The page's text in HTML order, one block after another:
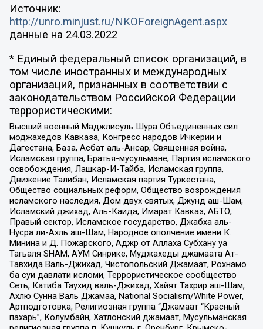
Источник:
http://unro.minjust.ru/NKOForeignAgent.aspx
данные на 24.03.2022
* Единый федеральный список организаций, в
том числе иностранных и международных
организаций, признанных в соответствии с
законодательством Российской Федерации
террористическими:
Высший военный Маджлисуль Шура Объединенных сил
моджахедов Кавказа, Конгресс народов Ичкерии и
Дагестана, База, Асбат аль-Ансар, Священная война,
Исламская группа, Братья-мусульмане, Партия исламского
освобождения, Лашкар-И-Тайба, Исламская группа,
Движение Талибан, Исламская партия Туркестана,
Общество социальных реформ, Общество возрождения
исламского наследия, Дом двух святых, Джунд аш-Шам,
Исламский джихад, Аль-Каида, Имарат Кавказ, АБТО,
Правый сектор, Исламское государство, Джабха аль-
Нусра ли-Ахль аш-Шам, Народное ополчение имени К.
Минина и Д. Пожарского, Аджр от Аллаха Субхану уа
Тагьаля SHAM, АУМ Синрике, Муджахеды джамаата Ат-
Тавхида Валь-Джихад, Чистопольский Джамаат, Рохнамо
ба суи давлати исломи, Террористическое сообщество
Сеть, Катиба Таухид валь-Джихад, Хайят Тахрир аш-Шам,
Ахлю Сунна Валь Джамаа, National Socialism/White Power,
Артподготовка, Религиозная группа “Джамаат “Красный
пахарь”, Колумбайн, Хатлонский джамаат, Мусульманская